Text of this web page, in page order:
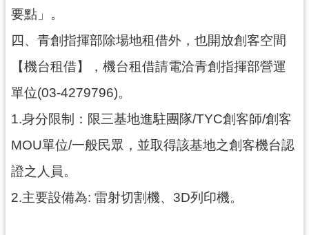
回
首
頁
站
導
政
要點」。
四、青創指揮部除場地租借外，也開放創客空間
【機台租借】，機台租借請電洽青創指揮部營運
單位(03-4279796)。
1.身分限制：限三基地進駐團隊/TYC創客師/創客
MOU單位/一般民眾，並取得該基地之創客機台認
證之人員。
2.主要設備為: 雷射切割機、3D列印機。